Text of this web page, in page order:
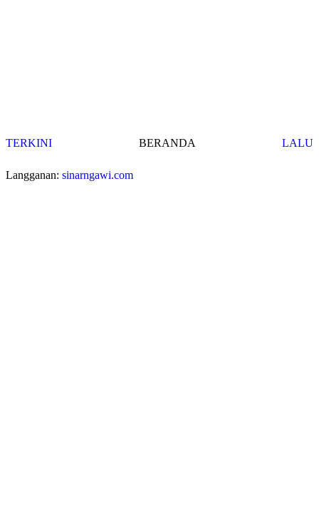
TERKINI LALU
BERANDA
Langganan: sinarngawi.com